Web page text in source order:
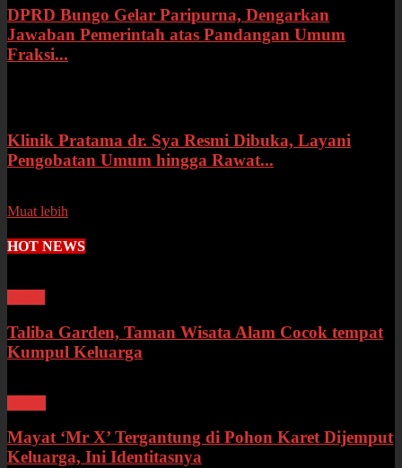
DPRD Bungo Gelar Paripurna, Dengarkan
Jawaban Pemerintah atas Pandangan Umum
Fraksi...
Klinik Pratama dr. Sya Resmi Dibuka, Layani
Pengobatan Umum hingga Rawat...
Muat lebih
HOT NEWS
Taliba Garden, Taman Wisata Alam Cocok tempat
Kumpul Keluarga
Mayat ‘Mr X’ Tergantung di Pohon Karet Dijemput
Keluarga, Ini Identitasnya